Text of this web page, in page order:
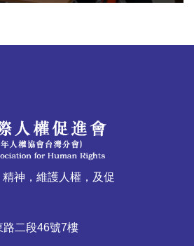
神，維護人權，及促
路二段46號7樓